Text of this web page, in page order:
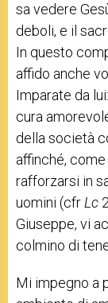
sa vedere
deboli, e il
In questo
affido anche
Imparate da
cura
della società
affinché,
rafforzarsi in
uomini (cfr Lc
Giuseppe, vi
colmino di
Mi impegno a